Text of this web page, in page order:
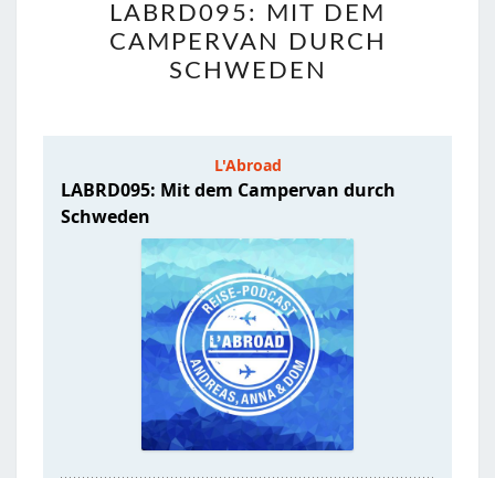
MIT
DEM
CAMPERVAN
LABRD095: MIT DEM
CAMPERVAN DURCH
SCHWEDEN